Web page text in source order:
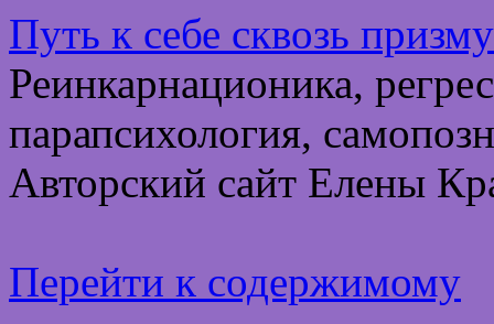
Путь к себе сквозь
Реинкарнационика,
парапсихология,
Авторский сайт Елены
Перейти к содержимому